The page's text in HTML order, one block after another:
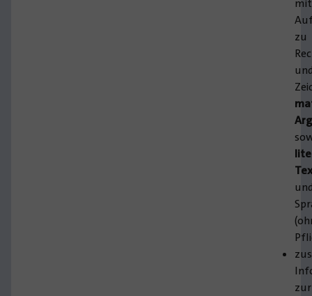
mit
zu
zur